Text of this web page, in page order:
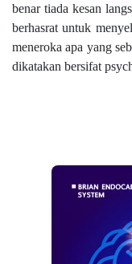
benar tiada kesan
berhasrat untuk
meneroka apa yang
dikatakan bersifat